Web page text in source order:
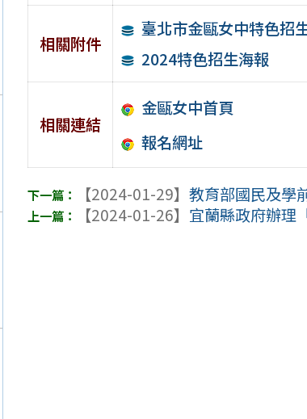
相關附件
臺北市金甌女中特色招
2024特色招生海報
相關連結
金甌女中首頁
報名網址
【2024-01-29】教育部國民及學
【2024-01-26】 宜蘭縣政府辦理